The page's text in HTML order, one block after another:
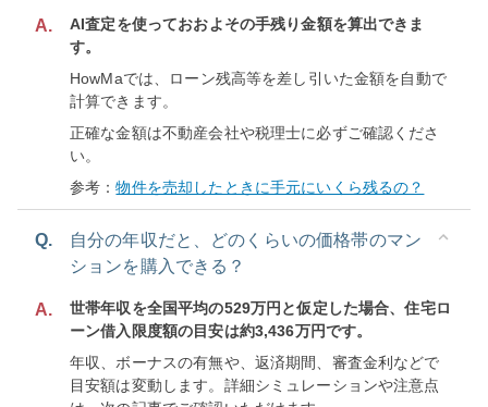
A.
AI査定を使っておおよその手残り金額を算出できま
す。
HowMaでは、ローン残高等を差し引いた金額を自動で
計算できます。
正確な金額は不動産会社や税理士に必ずご確認くださ
い。
参考：物件を売却したときに手元にいくら残るの？
Q.
自分の年収だと、どのくらいの価格帯のマン
ションを購入できる？
A.
世帯年収を全国平均の529万円と仮定した場合、住宅ロ
ーン借入限度額の目安は約3,436万円です。
年収、ボーナスの有無や、返済期間、審査金利などで
目安額は変動します。詳細シミュレーションや注意点